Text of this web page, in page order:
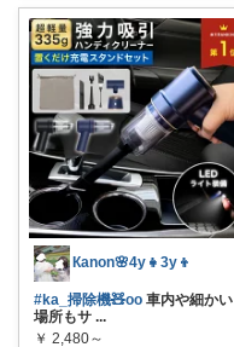
Кanon🌸4y👧3y👦
#ka_掃除機🧸oo 車内や細かい
場所もサ ...
￥ 2,480～